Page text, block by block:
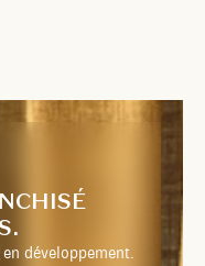
développement.